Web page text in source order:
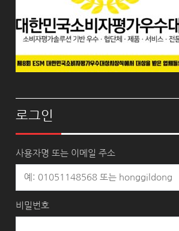
로그인
사용자명 또는 이메일 주소
비밀번호